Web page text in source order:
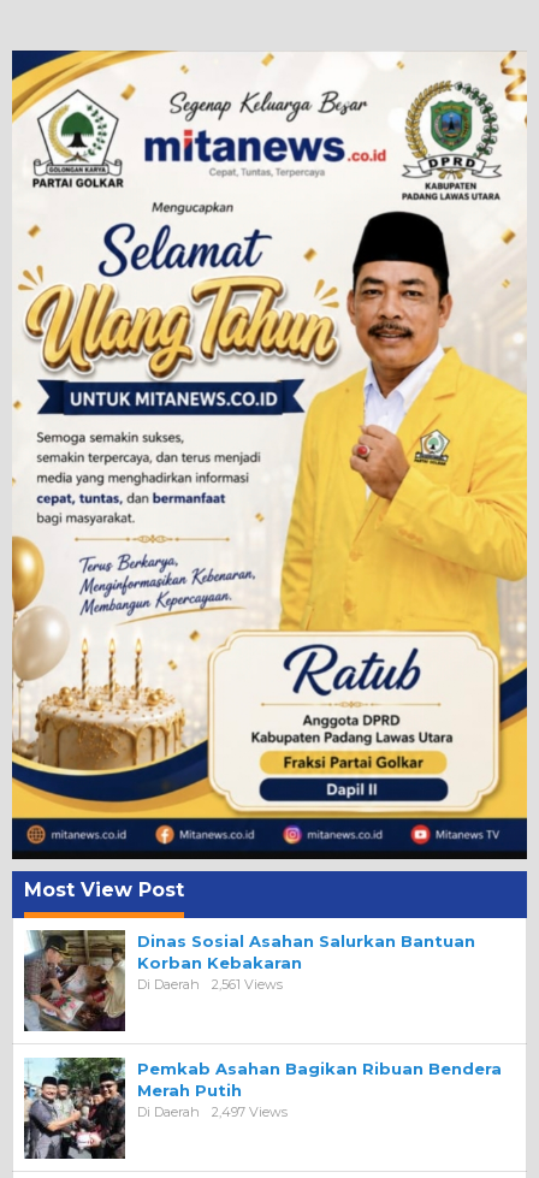
Most View Post
Dinas Sosial Asahan Salurkan Bantuan
Korban Kebakaran
Di Daerah 2,561 Views
Pemkab Asahan Bagikan Ribuan Bendera
Merah Putih
Di Daerah 2,497 Views